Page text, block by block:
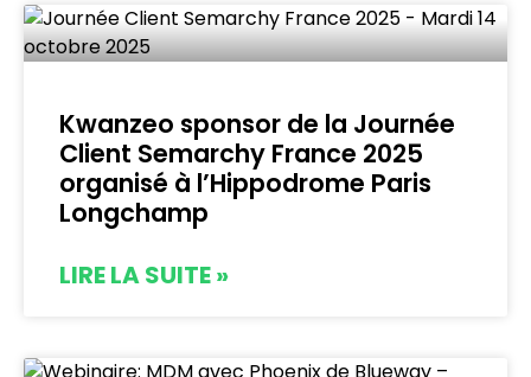
Kwanzeo sponsor de la Journée
Client Semarchy France 2025
organisé à l’Hippodrome Paris
Longchamp
LIRE LA SUITE »